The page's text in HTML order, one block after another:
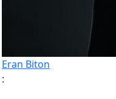
Eran Biton
: